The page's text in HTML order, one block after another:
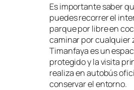
Es importante saber
puedes recorrer el
parque por libre en
caminar por cualquier
Timanfaya es un
protegido y la visita
realiza en autobús
conservar el entorno.